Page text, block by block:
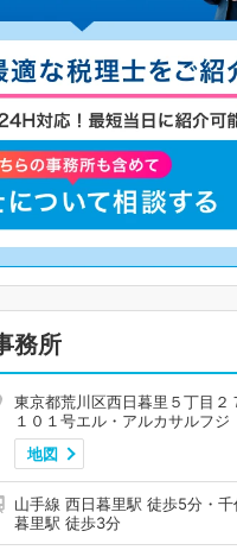
務所
東京都荒川区西日暮里５丁目２
１０１号エル・アルカサルフジ
地図
山手線 西日暮里駅 徒歩5分・千
暮里駅 徒歩3分